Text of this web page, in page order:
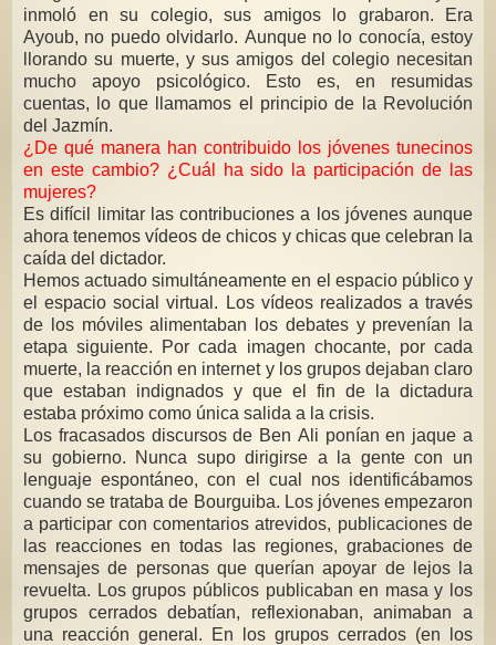
inmoló en su colegio, sus amigos lo grabaron. Era
Ayoub, no puedo olvidarlo. Aunque no lo conocía, estoy
llorando su muerte, y sus amigos del colegio necesitan
mucho apoyo psicológico. Esto es, en resumidas
cuentas, lo que llamamos el principio de la Revolución
del Jazmín.
¿De qué manera han contribuido los jóvenes tunecinos
en este cambio? ¿Cuál ha sido la participación de las
mujeres?
Es difícil limitar las contribuciones a los jóvenes aunque
ahora tenemos vídeos de chicos y chicas que celebran la
caída del dictador.
Hemos actuado simultáneamente en el espacio público y
el espacio social virtual. Los vídeos realizados a través
de los móviles alimentaban los debates y prevenían la
etapa siguiente. Por cada imagen chocante, por cada
muerte, la reacción en internet y los grupos dejaban claro
que estaban indignados y que el fin de la dictadura
estaba próximo como única salida a la crisis.
Los fracasados discursos de Ben Ali ponían en jaque a
su gobierno. Nunca supo dirigirse a la gente con un
lenguaje espontáneo, con el cual nos identificábamos
cuando se trataba de Bourguiba. Los jóvenes empezaron
a participar con comentarios atrevidos, publicaciones de
las reacciones en todas las regiones, grabaciones de
mensajes de personas que querían apoyar de lejos la
revuelta. Los grupos públicos publicaban en masa y los
grupos cerrados debatían, reflexionaban, animaban a
una reacción general. En los grupos cerrados (en los